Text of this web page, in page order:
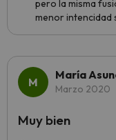
pero la misma
menor intencidad
María
Marzo 2020
Muy bien